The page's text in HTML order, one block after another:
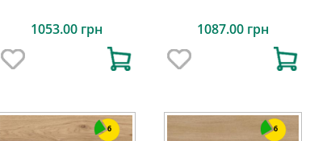
1053.00 грн 1087.00 грн
6 6